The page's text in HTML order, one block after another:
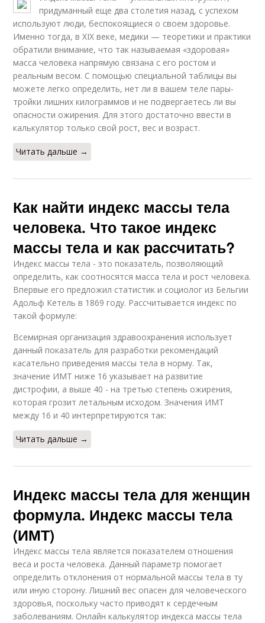
придуманный еще два столетия назад, с успехом
используют люди, беспокоящиеся о своем здоровье.
Именно тогда, в XIX веке, медики — теоретики и практики
обратили внимание, что так называемая «здоровая»
масса человека напрямую связана с его ростом и
реальным весом. С помощью специальной таблицы вы
можете легко определить, нет ли в вашем теле пары-
тройки лишних килограммов и не подвергаетесь ли вы
опасности ожирения. Для этого достаточно ввести в
калькулятор только свой рост, вес и возраст.
Читать дальше →
Как найти индекс массы тела
человека. Что такое индекс
массы тела и как рассчитать?
Индекс массы тела - это показатель, позволяющий
определить, как соотносятся масса тела и рост человека.
Впервые его предложил статистик и социолог из Бельгии
Адольф Кетель в 1869 году. Рассчитывается индекс по
такой формуле:
Всемирная организация здравоохранения использует
данный показатель для разработки рекомендаций
касательно приведения массы тела в норму. Так,
значение ИМТ ниже 16 указывает на развитие
дистрофии, а выше 40 - на третью степень ожирения,
которая грозит летальным исходом. Значения ИМТ
между 16 и 40 интерпретируются так:
Читать дальше →
Индекс массы тела для женщин
формула. Индекс массы тела
(ИМТ)
Индекс массы тела является показателем отношения
веса и роста человека. Данный параметр помогает
определить отклонения от нормальной массы тела в ту
или иную сторону. Лишний вес опасен для человеческого
здоровья, поскольку часто приводят к сердечным
заболеваниям. Онлайн калькулятор индекса массы тела